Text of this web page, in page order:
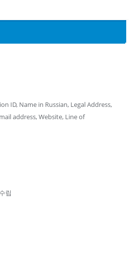
ID, Name in Russian, Legal Address,
address, Website, Line of
립